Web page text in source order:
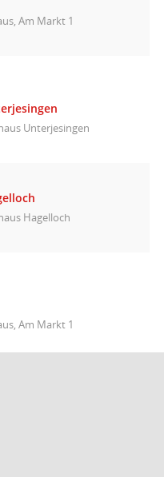
Am Markt 1
Unterjesingen
Hagelloch
Am Markt 1